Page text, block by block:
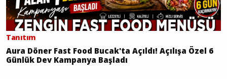
Tanıtım
Aura Döner Fast Food Bucak'ta Açıldı! Açılışa Özel 6
Günlük Dev Kampanya Başladı